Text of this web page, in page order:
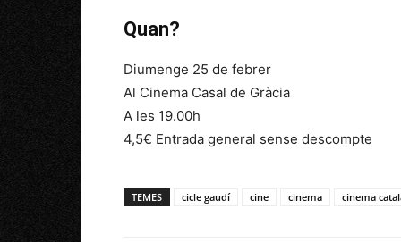
Quan?
Diumenge 25 de febrer
Al Cinema Casal de Gràcia
A les 19.00h
4,5€ Entrada general sense descompte
TEMES cicle gaudí cine cinema cinema